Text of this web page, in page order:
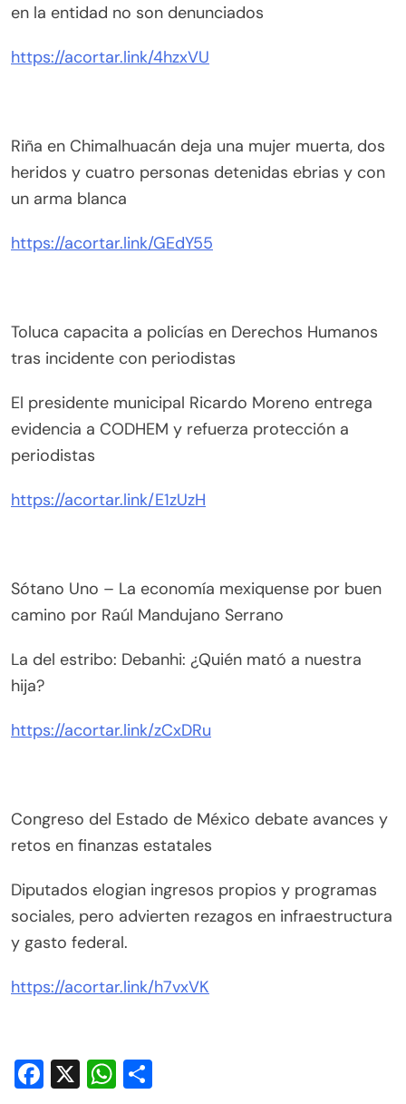
en la entidad no son denunciados
https://acortar.link/4hzxVU
Riña en Chimalhuacán deja una mujer muerta, dos
heridos y cuatro personas detenidas ebrias y con
un arma blanca
https://acortar.link/GEdY55
Toluca capacita a policías en Derechos Humanos
tras incidente con periodistas
El presidente municipal Ricardo Moreno entrega
evidencia a CODHEM y refuerza protección a
periodistas
https://acortar.link/E1zUzH
Sótano Uno – La economía mexiquense por buen
camino por Raúl Mandujano Serrano
La del estribo: Debanhi: ¿Quién mató a nuestra
hija?
https://acortar.link/zCxDRu
Congreso del Estado de México debate avances y
retos en finanzas estatales
Diputados elogian ingresos propios y programas
sociales, pero advierten rezagos en infraestructura
y gasto federal.
https://acortar.link/h7vxVK
Facebook
X WhatsApp